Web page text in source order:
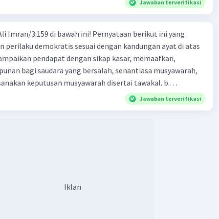
Jawaban terverifikasi
Imran/3:159 di bawah ini! Pernyataan berikut ini yang
perilaku demokratis sesuai dengan kandungan ayat di atas
bagi saudara yang bersalah, senantiasa musyawarah,
keputusan musyawarah disertai tawakal. b.
dengan santun, menghormati keputusan,
orang lain, membuat keputusan yang bermanfaaat buat
orang lain, membuat keputusan yang madarat buat
Jawaban terverifikasi
Iklan